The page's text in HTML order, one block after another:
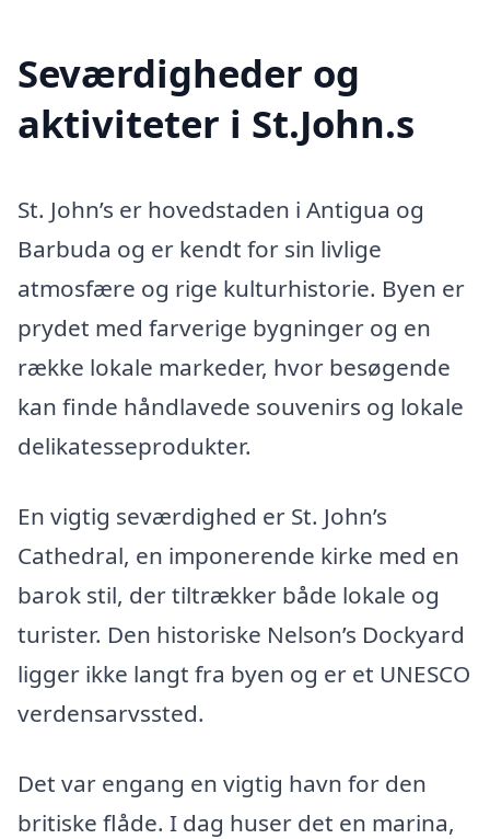
Seværdigheder og
aktiviteter i St.John.s
St. John’s er hovedstaden i Antigua og
Barbuda og er kendt for sin livlige
atmosfære og rige kulturhistorie. Byen er
prydet med farverige bygninger og en
række lokale markeder, hvor besøgende
kan finde håndlavede souvenirs og lokale
delikatesseprodukter.
En vigtig seværdighed er St. John’s
Cathedral, en imponerende kirke med en
barok stil, der tiltrækker både lokale og
turister. Den historiske Nelson’s Dockyard
ligger ikke langt fra byen og er et UNESCO
verdensarvssted.
Det var engang en vigtig havn for den
britiske flåde. I dag huser det en marina,